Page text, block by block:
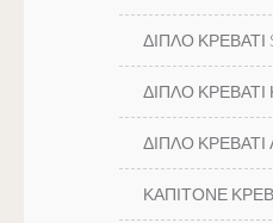
ΔΙΠΛΟ ΚΡΕΒΑΤΙ
ΔΙΠΛΟ ΚΡΕΒΑΤΙ
ΔΙΠΛΟ ΚΡΕΒΑΤΙ
ΚΑΠΙΤΟΝΕ